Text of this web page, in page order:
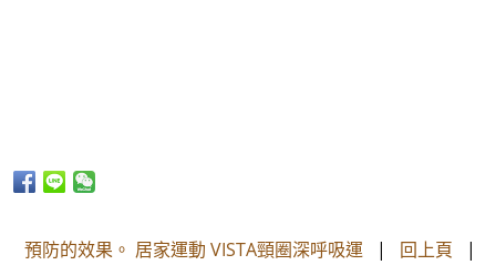
預防的效果。 居家運動 VISTA頸圈深呼吸運 | 回上頁 |